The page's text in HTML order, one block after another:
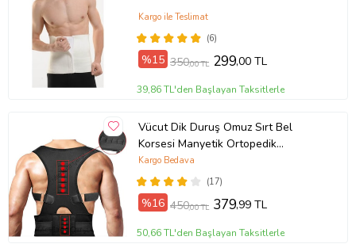
(6)
Kargo ile Teslimat
%15 350,00 TL 299,00 TL
39,86 TL'den Başlayan Taksitlerle
Vücut Dik Duruş Omuz Sırt Bel
Korsesi Manyetik Ortopedik
Kamburluk Önleyici Düzeltici
Posturex Korse(17)
Kargo Bedava
%16 450,00 TL 379,99 TL
50,66 TL'den Başlayan Taksitlerle